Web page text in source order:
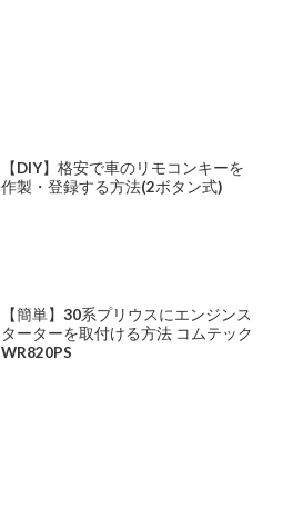
【DIY】格安で車のリモコンキーを
作製・登録する方法(2ボタン式)
【簡単】30系プリウスにエンジンス
ターターを取付ける方法 コムテック
WR820PS